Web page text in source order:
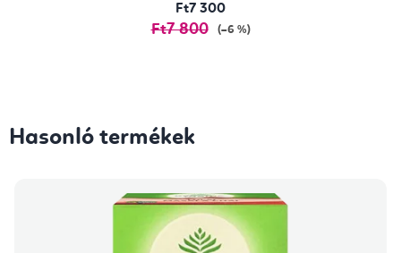
Ft7 300
Ft7 800 (–6 %)
Hasonló termékek